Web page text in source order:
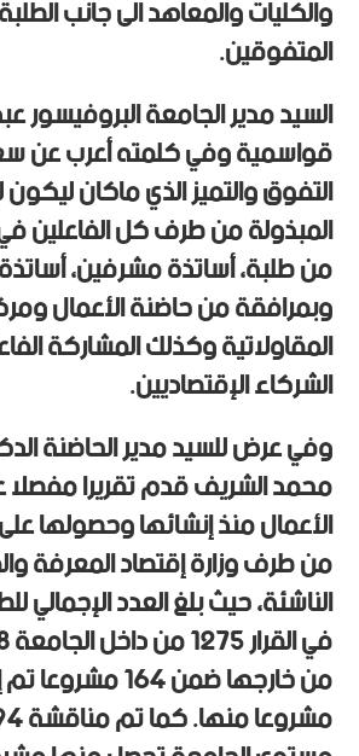
والكليات والمعاهد الى جانب
المتفوقين.
السيد مدير الجامعة البروفيسور
قواسمية وفي كلمته أعرب عن
التفوق والتميز الذي ماكان
المبذولة من طرف كل الفاعلين
من طلبة، أساتذة مشرفين،
وبمرافقة من حاضنة الأعمال
المقاولاتية وكذلك المشاركة
الشركاء الإقتصاديين.
وفي عرض للسيد مدير الحاضنة
محمد الشريف قدم تقريرا
الأعمال منذ إنشائها وحصولها
من طرف وزارة إقتصاد المعرفة
الناشئة، حيث بلغ العدد الإجمالي